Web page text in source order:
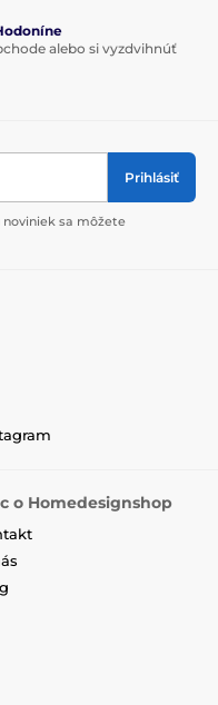
alebo si vyzdvihnúť
Prihlásiť
sa môžete
o Homedesignshop